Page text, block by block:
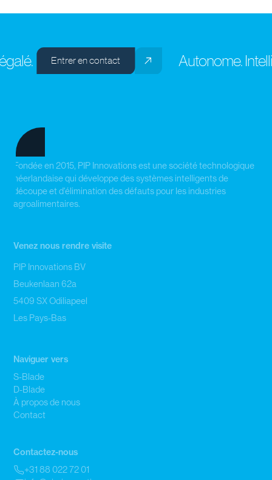
Entrer en contact Autonome.
Fondée en 2015, PIP Innovations est une société technologique
néerlandaise qui développe des systèmes intelligents de
découpe et d'élimination des défauts pour les industries
agroalimentaires.
Venez nous rendre visite
PIP Innovations BV
Beukenlaan 62a
5409 SX Odiliapeel
Les Pays-Bas
Naviguer vers
S-Blade
D-Blade
À propos de nous
Contact
Contactez-nous
+31 88 022 72 01